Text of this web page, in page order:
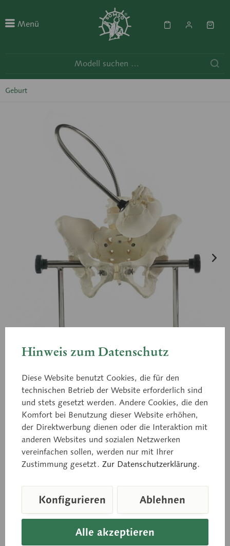
Menü
Geburt
MS 21
Geburtshilfliches Phantom
natürliche Größe, aus SOMSO-Plast®. Bestehend aus
den weiblichen Beckenknochen (beweglich
montiert) und einem Fetusschädel, der an einer
biegsamen Welle montiert ist. Auf Stativ mit
Hinweis zum Datenschutz
Diese Website benutzt Cookies, die für den
technischen Betrieb der Website erforderlich sind
und stets gesetzt werden. Andere Cookies, die den
Komfort bei Benutzung dieser Website erhöhen,
der Direktwerbung dienen oder die Interaktion mit
anderen Websites und sozialen Netzwerken
vereinfachen sollen, werden nur mit Ihrer
Zustimmung gesetzt. Zur Datenschutzerklärung.
Alle akzeptieren
Konfigurieren Ablehnen